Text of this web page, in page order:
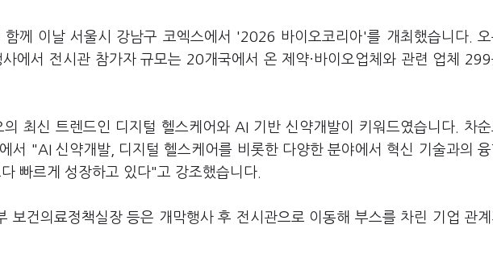
함께 이날 서울시 강남구 코엑스에서 '2026 바이오코리아'를 개최했습니다. 오
에서 전시관 참가자 규모는 20개국에서 온 제약·바이오업체와 관련 업체 299
의 최신 트렌드인 디지털 헬스케어와 AI 기반 신약개발이 키워드였습니다. 차순
서 "AI 신약개발, 디지털 헬스케어를 비롯한 다양한 분야에서 혁신 기술과의
빠르게 성장하고 있다"고 강조했습니다.
보건의료정책실장 등은 개막행사 후 전시관으로 이동해 부스를 차린 기업 관